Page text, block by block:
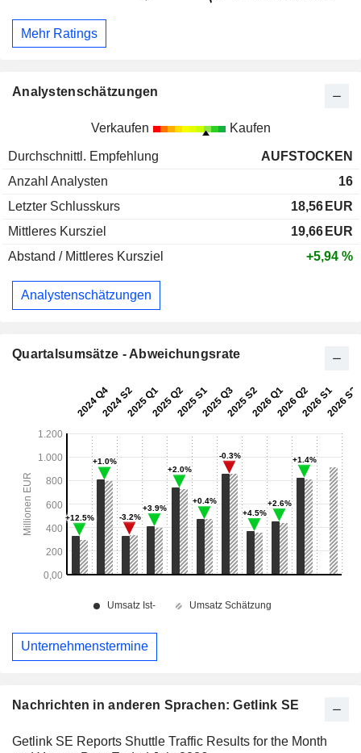
Nachrichten in anderen Sprachen: Getlink SE
Getlink SE Reports Shuttle Traffic Results for the Month
Mehr Ratings
Analystenschätzungen
Verkaufen Kaufen
Durchschnittl. Empfehlung
AUFSTOCKEN
Anzahl Analysten
16
Letzter Schlusskurs
18,56 EUR
Mittleres Kursziel
19,66 EUR
Abstand / Mittleres Kursziel
+5,94 %
Analystenschätzungen
Quartalsumsätze - Abweichungsrate
Unternehmenstermine